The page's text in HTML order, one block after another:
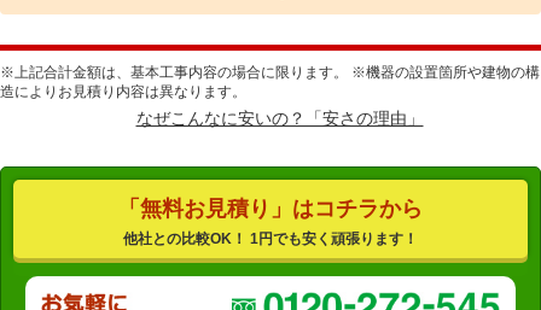
※上記合計金額は、基本工事内容の場合に限ります。 ※機器の設置箇所や建物の構
造によりお見積り内容は異なります。
なぜこんなに安いの？「安さの理由」
「無料お見積り」はコチラから
他社との比較OK！ 1円でも安く頑張ります！